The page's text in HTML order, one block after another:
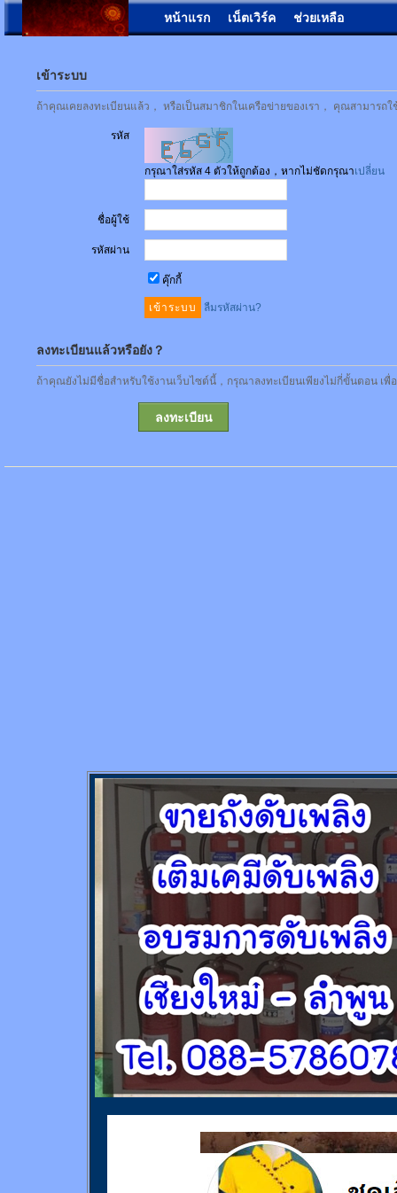
หน้าแรก เน็ตเวิร์ค ช่วยเหลือ
เข้าระบบ
ถ้าคุณเคยลงทะเบียนแล้ว， หรือเป็นสมาชิกในเครือข่ายของเรา， คุณสามาร
รหัส
กรุณาใส่รหัส 4 ตัวให้ถูกต้อง，หากไม่ชัดกรุณาเปลี่ยน
ชื่อผู้ใช้
รหัสผ่าน
คุ๊กกี้
ลืมรหัสผ่าน?
ลงทะเบียนแล้วหรือยัง？
ถ้าคุณยังไม่มีชื่อสำหรับใช้งานเว็บไซต์นี้，กรุณาลงทะเบียนเพียงไม่กี่ขั้นตอน เพื่
ลงทะเบียน